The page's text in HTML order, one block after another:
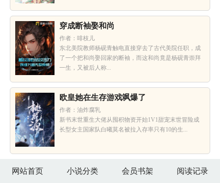
穿成断袖娶和尚
作者：啡枝儿
东北美院教师杨砚青触电直接穿去了古代美院任职，成
了一个把和尚娶回家的断袖，而这和尚竟是杨砚青崇拜
一生，又被后人称...
欧皇她在生存游戏飒爆了
作者：油炸腐乳
新书末世重生大佬从囤积物资开始1V1甜宠末世冒险成
长型女主国家队白曦莫名被拉入存率只有10的生...
网站首页 小说分类 会员书架 阅读记录